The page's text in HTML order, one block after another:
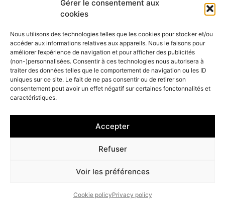
Gérer le consentement aux
cookies
Nous utilisons des technologies telles que les cookies pour stocker et/ou
accéder aux informations relatives aux appareils. Nous le faisons pour
améliorer l’expérience de navigation et pour afficher des publicités
(non-)personnalisées. Consentir à ces technologies nous autorisera à
traiter des données telles que le comportement de navigation ou les ID
uniques sur ce site. Le fait de ne pas consentir ou de retirer son
consentement peut avoir un effet négatif sur certaines fonctonnalités et
caractéristiques.
Accepter
Refuser
Voir les préférences
Cookie policyPrivacy policy
SUBSCRIBE TO OUR NEWSLETTER
OK
© 2023 Laetitia Nemery |Cookie management–Legal–
CGV